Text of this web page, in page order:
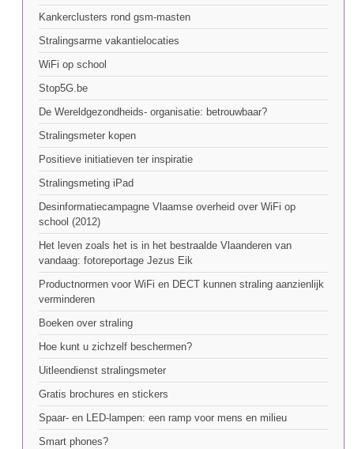
Kankerclusters rond gsm-masten
Stralingsarme vakantielocaties
WiFi op school
Stop5G.be
De Wereldgezondheids- organisatie: betrouwbaar?
Stralingsmeter kopen
Positieve initiatieven ter inspiratie
Stralingsmeting iPad
Desinformatiecampagne Vlaamse overheid over WiFi op
school (2012)
Het leven zoals het is in het bestraalde Vlaanderen van
vandaag: fotoreportage Jezus Eik
Productnormen voor WiFi en DECT kunnen straling aanzienlijk
verminderen
Boeken over straling
Hoe kunt u zichzelf beschermen?
Uitleendienst stralingsmeter
Gratis brochures en stickers
Spaar- en LED-lampen: een ramp voor mens en milieu
Smart phones?